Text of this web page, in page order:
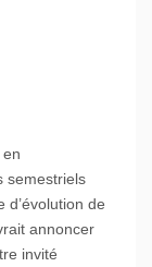
semestriels
de
annoncer
invité